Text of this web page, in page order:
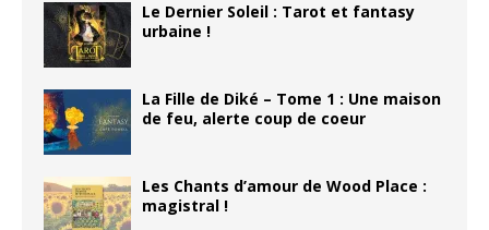
Le Dernier Soleil : Tarot et fantasy
urbaine !
La Fille de Diké – Tome 1 : Une maison
de feu, alerte coup de coeur
Les Chants d’amour de Wood Place :
magistral !